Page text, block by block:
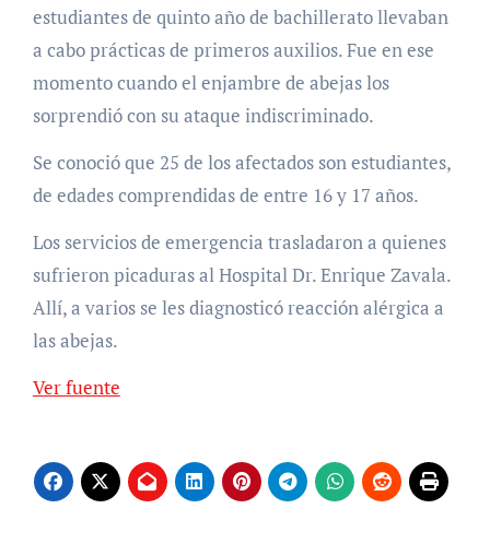
estudiantes de quinto año de bachillerato llevaban
a cabo prácticas de primeros auxilios. Fue en ese
momento cuando el enjambre de abejas los
sorprendió con su ataque indiscriminado.
Se conoció que 25 de los afectados son estudiantes,
de edades comprendidas de entre 16 y 17 años.
Los servicios de emergencia trasladaron a quienes
sufrieron picaduras al Hospital Dr. Enrique Zavala.
Allí, a varios se les diagnosticó reacción alérgica a
las abejas.
Ver fuente